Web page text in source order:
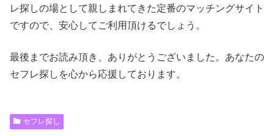
レ探しの場として親しまれてきた定番のマッチングサイト
ですので、安心してご利用頂けるでしょう。
最後までお読み頂き、ありがとうございました。あなたの
セフレ探しを心から応援しております。
セフレ探し